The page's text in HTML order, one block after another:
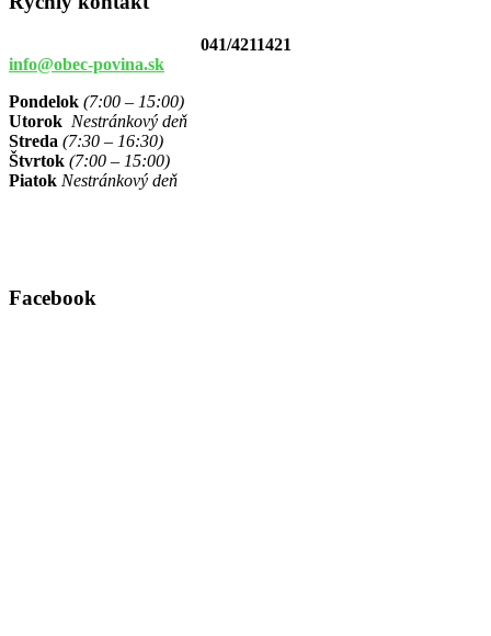
041/4211421
info@obec-povina.sk
Pondelok (7:00 – 15:00)
Utorok Nestránkový deň
Streda (7:30 – 16:30)
Štvrtok (7:00 – 15:00)
Piatok Nestránkový deň
Facebook